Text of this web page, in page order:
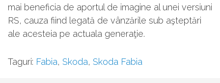
mai beneficia de aportul de imagine al unei versiuni
RS, cauza fiind legată de vânzările sub aşteptări
ale acesteia pe actuala generaţie.
Taguri: Fabia, Skoda, Skoda Fabia